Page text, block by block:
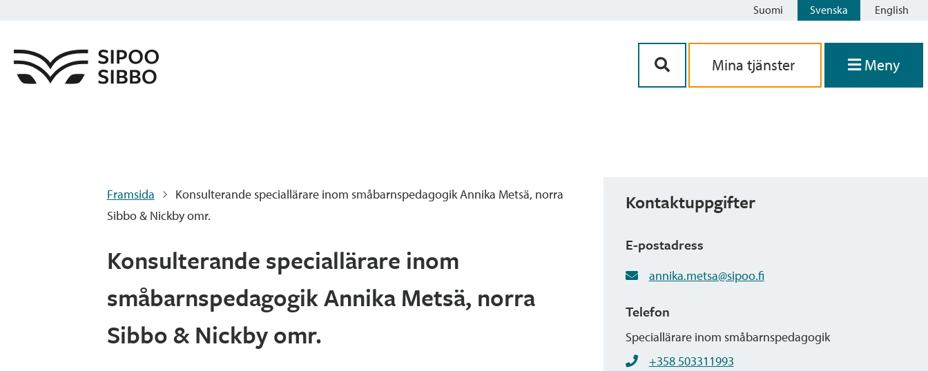
Suomi Svenska English
Mina tjänster Meny
Framsida
Konsulterande speciallärare inom småbarnspedagogik Annika Metsä, norra
Sibbo & Nickby omr.
Konsulterande speciallärare inom
småbarnspedagogik Annika Metsä, norra
Sibbo & Nickby omr.
Kontaktuppgifter
E-postadress
annika.metsa@sipoo.fi
Telefon
Speciallärare inom småbarnspedagogik
+358 503311993